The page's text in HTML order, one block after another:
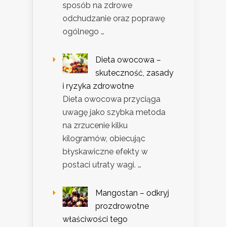
sposób na zdrowe
odchudzanie oraz poprawę
ogólnego …
Dieta owocowa –
skuteczność, zasady
i ryzyka zdrowotne
Dieta owocowa przyciąga
uwagę jako szybka metoda
na zrzucenie kilku
kilogramów, obiecując
błyskawiczne efekty w
postaci utraty wagi. …
Mangostan – odkryj
prozdrowotne
właściwości tego